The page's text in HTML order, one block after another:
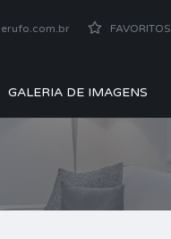
FAVORITOS
GALERIA DE IMAGENS